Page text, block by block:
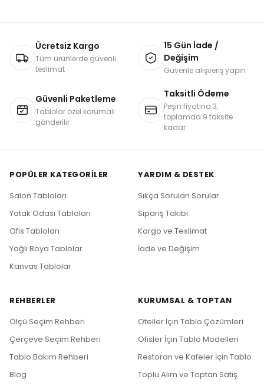
Ücretsiz Kargo
Tüm ürünlerde güvenli
teslimat
15 Gün İade /
Değişim
Güvenle alışveriş yapın
Güvenli Paketleme
Tablolar özel korumalı
gönderilir
Taksitli Ödeme
Peşin fiyatına 3,
toplamda 9 taksite
kadar
POPÜLER KATEGORILER
Salon Tabloları
Yatak Odası Tabloları
Ofis Tabloları
Yağlı Boya Tablolar
Kanvas Tablolar
YARDIM & DESTEK
Sıkça Sorulan Sorular
Sipariş Takibi
Kargo ve Teslimat
İade ve Değişim
REHBERLER
Ölçü Seçim Rehberi
Çerçeve Seçim Rehberi
Tablo Bakım Rehberi
Blog
KURUMSAL & TOPTAN
Oteller İçin Tablo Çözümleri
Ofisler İçin Tablo Modelleri
Restoran ve Kafeler İçin Tablo
Toplu Alım ve Toptan Satış